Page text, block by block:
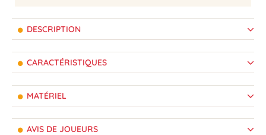
DESCRIPTION
CARACTÉRISTIQUES
MATÉRIEL
AVIS DE JOUEURS